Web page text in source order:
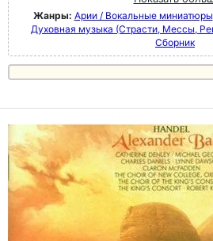
Жанры: Арии / Вокальные миниатюры
Духовная музыка (Страсти, Мессы,
Сборник